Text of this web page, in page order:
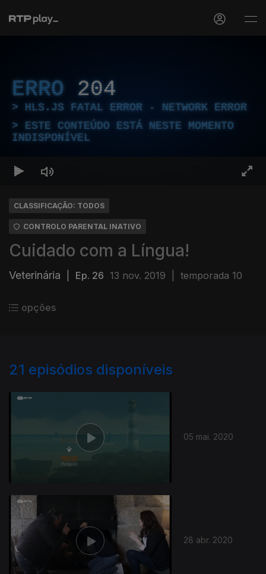
ERRO 204
HLS.JS FATAL ERROR - NETWORK ERROR
ESTE CONTEÚDO ESTÁ NESTE MOMENTO
INDISPONÍVEL
CLASSIFICAÇÃO: TODOS
CONTROLO PARENTAL INATIVO
Cuidado com a Língua!
Veterinária Ep. 26 13 nov. 2019 temporada 10
opções
21 episódios disponíveis
05 mai. 2020
28 abr. 2020